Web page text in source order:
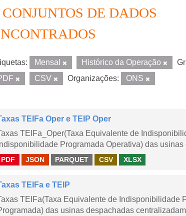
CONJUNTOS DE DADOS
Mensal Histórico da Operação
CSV Organizações: ONS
TEIFa Oper e TEIP Oper
TEIFa_Oper(Taxa Equivalente de
Indisponibilidade Programada Operativa) das
PDF JSON PARQUET CSV XLSX
TEIFa e TEIP
TEIFa(Taxa Equivalente de Indisponibilidade
das usinas despachadas